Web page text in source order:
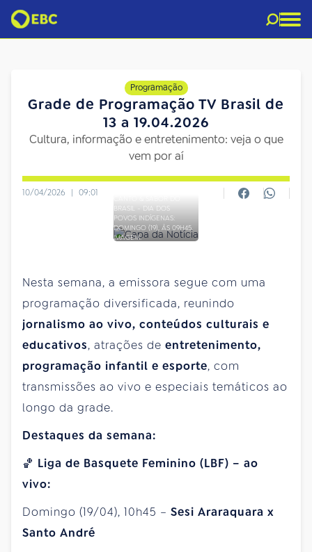
Programação
Grade de Programação TV Brasil de
13 a 19.04.2026
Cultura, informação e entretenimento: veja o que
vem por aí
10/04/2026 | 09:01
BRASIL - DIA DOS
POVOS INDÍGENAS:
DOMINGO (19), ÀS 09H45.
IMAGEM:
Nesta semana, a emissora segue com uma
programação diversificada, reunindo
jornalismo ao vivo, conteúdos culturais e
educativos, atrações de entretenimento,
programação infantil e esporte, com
transmissões ao vivo e especiais temáticos ao
longo da grade.
Destaques da semana:
🏀 Liga de Basquete Feminino (LBF) – ao
vivo:
Domingo (19/04), 10h45 – Sesi Araraquara x
Santo André